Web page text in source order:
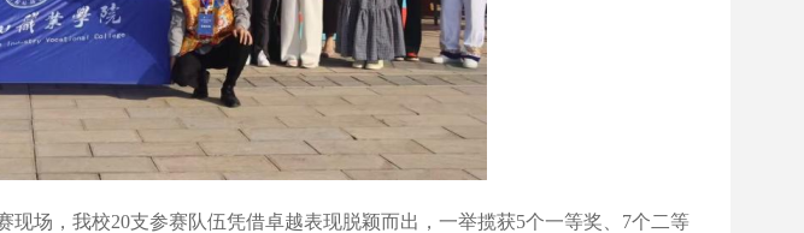
场，我校20支参赛队伍凭借卓越表现脱颖而出，一举揽获5个一等奖、7个二等